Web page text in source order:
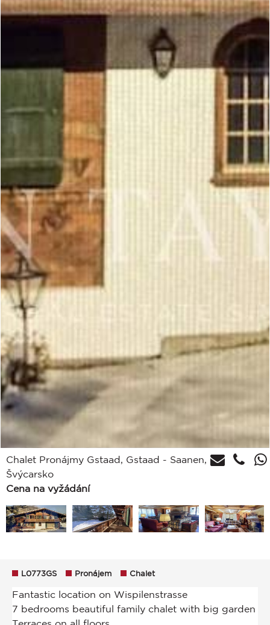
Chalet Pronájmy Gstaad, Gstaad - Saanen,
Švýcarsko
Cena na vyžádání
L0773GS Pronájem Chalet